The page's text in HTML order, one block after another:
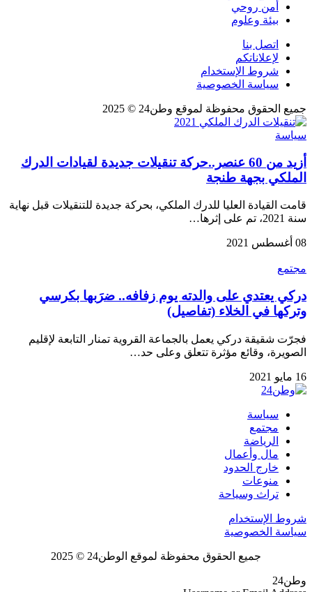
أمن روحي
بيئة وعلوم
اتصل بنا
لإعلاناتكم
شروط الإستخدام
سياسة الخصوصية
جميع الحقوق محفوظة لموقع وطن24 © 2025
سياسة
أزيد من 60 عنصر..حركة تنقيلات جديدة لقيادات الدرك
الملكي بجهة طنجة
قامت القيادة العليا للدرك الملكي، بحركة جديدة للتنقيلات قبل نهاية
سنة 2021، تم على إثرها…
08 أغسطس 2021
مجتمع
دركي يعتدي على والدته يوم زفافه.. ضرَبها بكرسي
وتركها في الخلاء (تفاصيل)
فجرّت شقيقة دركي يعمل بالجماعة القروية تمنار التابعة لإقليم
الصويرة، وقائع مؤثرة تتعلق وعلى حد…
16 مايو 2021
سياسة
مجتمع
الرياضة
مال وأعمال
خارج الحدود
منوعات
تراث وسياحة
شروط الإستخدام
سياسة الخصوصية
جميع الحقوق محفوظة لموقع الوطن24 © 2025
وطن24